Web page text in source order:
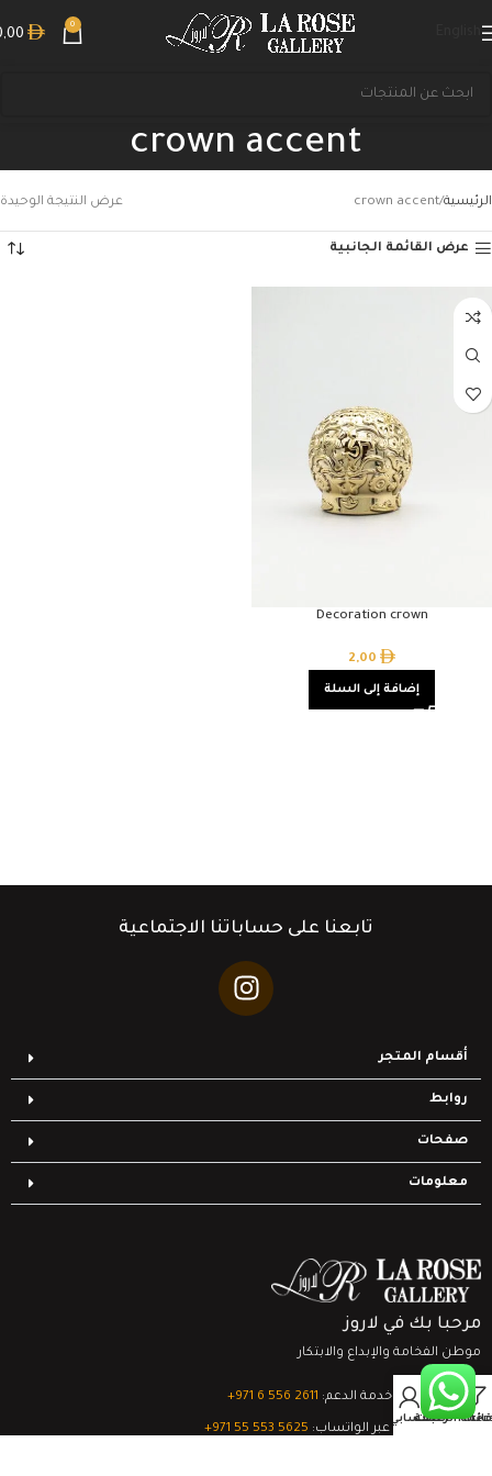
0
crown accent
الرئيسية crown accent عرض النتيجة الوحيدة
عرض القائمة الجانبية
Decoration crown
2,00
إضافة إلى السلة
تابعنا على حساباتنا الاجتماعية
أقسام المتجر
روابط
صفحات
معلومات
مرحبا بك في لاروز
موطن الفخامة والإبداع والابتكار
تواصل مع خدمة الدعم: ‎+971 6 556 2611
الدعم الفني عبر الواتساب: ‎+971 55 553 5625
قائمة الرغبات
0
السلةحسابي